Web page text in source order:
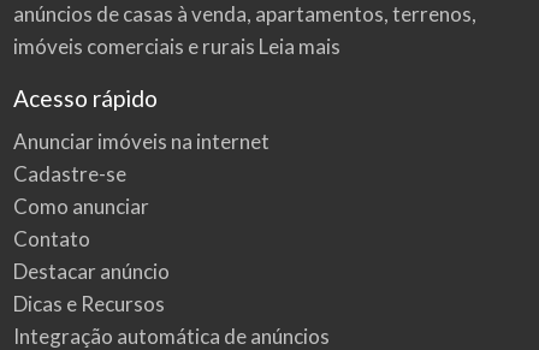
anúncios de casas à venda, apartamentos, terrenos,
imóveis comerciais e rurais Leia mais
Acesso rápido
Anunciar imóveis na internet
Cadastre-se
Como anunciar
Contato
Destacar anúncio
Dicas e Recursos
Integração automática de anúncios